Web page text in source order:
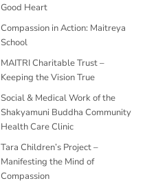
Good Heart
Compassion in Action: Maitreya
School
MAITRI Charitable Trust –
Keeping the Vision True
Social & Medical Work of the
Shakyamuni Buddha Community
Health Care Clinic
Tara Children’s Project –
Manifesting the Mind of
Compassion